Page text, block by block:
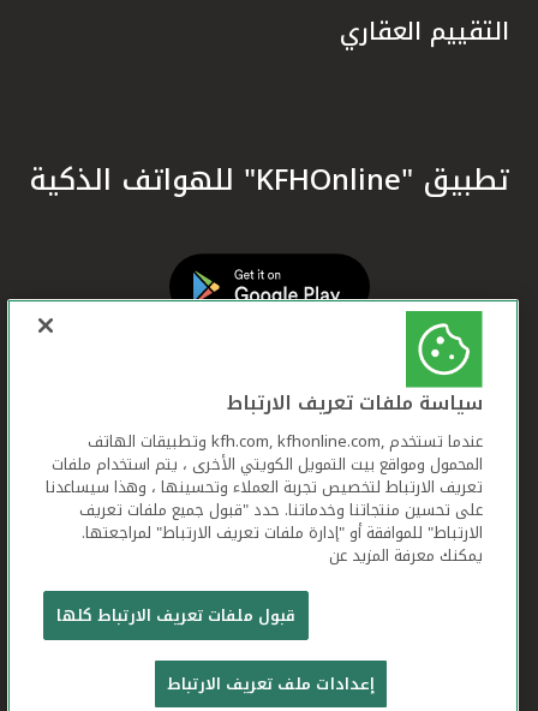
التقييم العقاري
تطبيق "KFHOnline" للهواتف الذكية
بيت التمويل الكويتي جميع الحقوق محفوظة © 2026
شروط وأحكام استخدام الموقع الإلكتروني
تعريف الارتباط بيان الخصوصية
سياسة ملفات تعريف الارتباط
عندما تستخدم ,kfh.com, kfhonline.com وتطبيقات الهاتف
المحمول ومواقع بيت التمويل الكويتي الأخرى ، يتم استخدام ملفات
تعريف الارتباط لتخصيص تجربة العملاء وتحسينها ، وهذا سيساعدنا
على تحسين منتجاتنا وخدماتنا. حدد "قبول جميع ملفات تعريف
الارتباط" للموافقة أو "إدارة ملفات تعريف الارتباط" لمراجعتها.
يمكنك معرفة المزيد عن
قبول ملفات تعريف الارتباط كلها
إعدادات ملف تعريف الارتباط